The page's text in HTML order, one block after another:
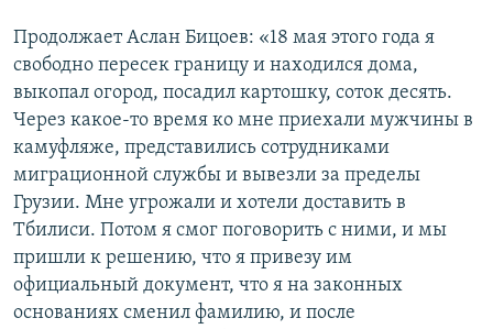
Продолжает Аслан Бицоев: «18 мая этого года я
свободно пересек границу и находился дома,
выкопал огород, посадил картошку, соток десять.
Через какое-то время ко мне приехали мужчины в
камуфляже, представились сотрудниками
миграционной службы и вывезли за пределы
Грузии. Мне угрожали и хотели доставить в
Тбилиси. Потом я смог поговорить с ними, и мы
пришли к решению, что я привезу им
официальный документ, что я на законных
основаниях сменил фамилию, и после